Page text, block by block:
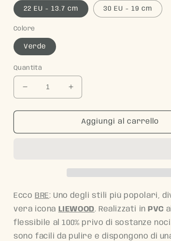
22 EU - 13.7 cm 30 EU - 19 cm
Colore
Verde
Quantità
Diminuisci
quantità
per
sandali
Aumenta
quantità
per
BRE
sandali
Aggiungi al carrello
Ecco BRE:Unodegli stili più popolari,
vera icona LIEWOOD. Realizzati in PVC
flessibile al 100% privo di sostanze
sono facili da pulire e dispongono di